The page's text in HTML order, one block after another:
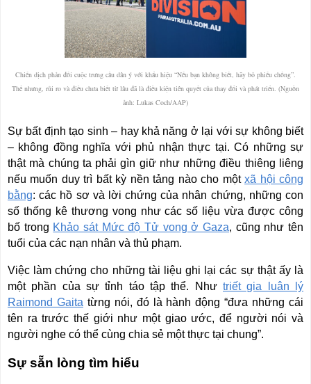
Chiến dịch phản đối cuộc trưng cầu dân ý với khẩu hiệu “Nếu bạn không biết, hãy bỏ phiếu chống”.
Thế nhưng, rủi ro và điều chưa biết từ lâu đã là điều kiện tiên quyết của thay đổi và phát triển. (Nguồn
ảnh: Lukas Coch/AAP)
Sự bất định tạo sinh – hay khả năng ở lại với sự không biết
– không đồng nghĩa với phủ nhận thực tại. Có những sự
thật mà chúng ta phải gìn giữ như những điều thiêng liêng
nếu muốn duy trì bất kỳ nền tảng nào cho mộtxã hội công
bằng: các hồ sơ và lời chứng của nhân chứng, những con
số thống kê thương vong như các số liệu vừa được công
bố trong Khảo sát Mức độ Tử vong ở Gaza, cũng như tên
tuổi của các nạn nhân và thủ phạm.
Việc làm chứng cho những tài liệu ghi lại các sự thật ấy là
một phần của sự tỉnh táo tập thể. Như triết gia luân lý
Raimond Gaita từng nói, đó là hành động “đưa những cái
tên ra trước thế giới như một giao ước, để người nói và
người nghe có thể cùng chia sẻ một thực tại chung”.
Sự sẵn lòng tìm hiểu